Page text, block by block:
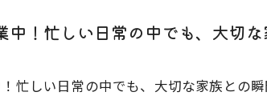
中！忙しい日常の中でも、大切
忙しい日常の中でも、大切な家族との